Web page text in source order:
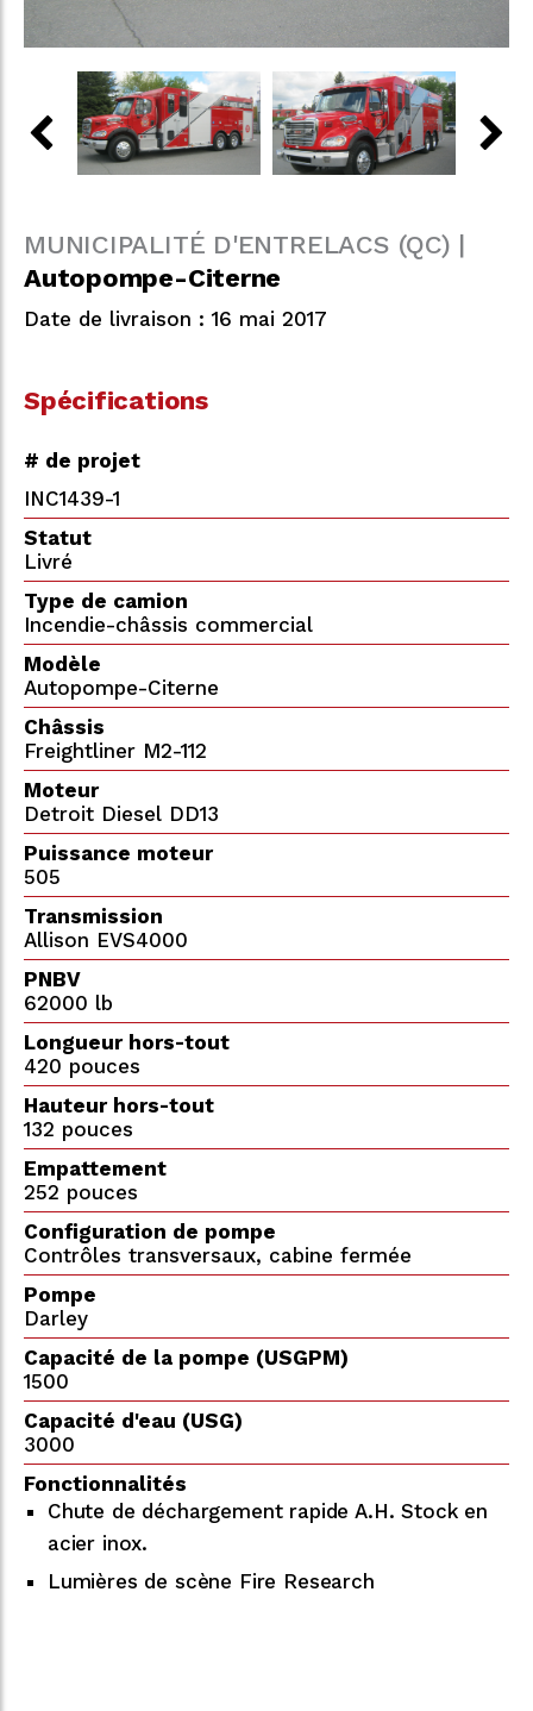
MUNICIPALITÉ D'ENTRELACS (QC) |
Autopompe-Citerne
Date de livraison : 16 mai 2017
Spécifications
# de projet
INC1439-1
Statut
Livré
Type de camion
Incendie-châssis commercial
Modèle
Autopompe-Citerne
Châssis
Freightliner M2-112
Moteur
Detroit Diesel DD13
Puissance moteur
505
Transmission
Allison EVS4000
PNBV
62000 lb
Longueur hors-tout
420 pouces
Hauteur hors-tout
132 pouces
Empattement
252 pouces
Configuration de pompe
Contrôles transversaux, cabine fermée
Pompe
Darley
Capacité de la pompe (USGPM)
1500
Capacité d'eau (USG)
3000
Fonctionnalités
Chute de déchargement rapide A.H. Stock en
acier inox.
Lumières de scène Fire Research